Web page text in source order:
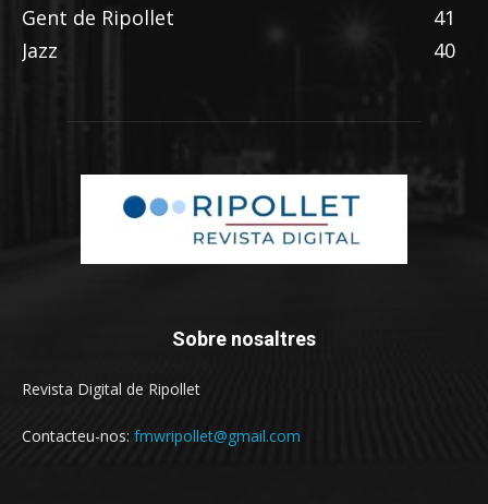
Gent de Ripollet
41
Jazz
40
Sobre nosaltres
Revista Digital de Ripollet
Contacteu-nos: fmwripollet@gmail.com